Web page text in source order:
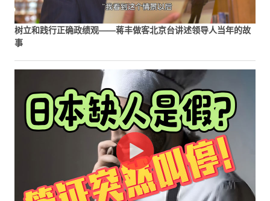
树立和践行正确政绩观——蒋丰做客北京台讲述领导人当年的故
事